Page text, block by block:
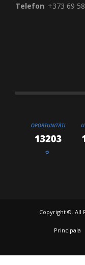
Telefon: +373 69
Copyright ©. All
Principala